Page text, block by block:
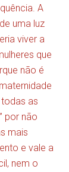
A
uma luz
viver a
que
não é
as
por não
mais
e vale a
nem o